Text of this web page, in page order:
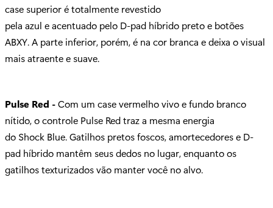
case superior é totalmente revestido
pela azul e acentuado pelo D-pad híbrido preto e botões
ABXY. A parte inferior, porém, é na cor branca e deixa o visual
mais atraente e suave.
Pulse Red -Com um case vermelho vivo e fundo branco
nítido, o controle Pulse Red traz a mesma energia
do Shock Blue. Gatilhos pretos foscos, amortecedores e D-
pad híbrido mantêm seus dedos no lugar, enquanto os
gatilhos texturizados vão manter você no alvo.